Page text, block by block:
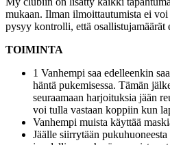
mukaan. Ilman ilmoittautumista ei
pysyy kontrolli, että osallistujamäärät
TOIMINTA
1 Vanhempi saa edelleenkin
häntä pukemisessa. Tämän
seuraamaan harjoituksia jään
voi tulla vastaan koppiin kun
Vanhempi muista käyttää
Jäälle siirrytään